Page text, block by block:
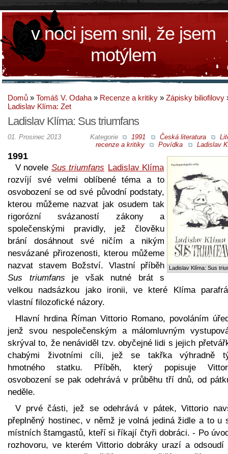
v noci jsem snil, že jsem
motýlem
Domů » Tomáš V. Odaha » Recenze a kritiky » Zápisky biliofilovy
Ladislav Klíma: Zet
Ladislav Klíma: Sus triumfans
Kategorie 1991 Česká literatura
recenze a kritiky
Povídka Ladislav
01. Prosinec 2013
Ladislav Klíma: Sus
1991
V novele Sus triumfans Ladislav Klíma
rozvíjí své velmi oblíbené téma a to
osvobození se od své původní podstaty,
kterou můžeme nazvat jak osudem tak
rigorózní svázaností zákony a
společenskými pravidly, jež člověku
brání dosáhnout své ničím a nikým
nesvázané přirozenosti, kterou můžeme
nazvat stavem Božství. Vlastní příběh
Sus triumfans je však nutné brát s
velkou nadsázkou jako ironii, ve které Klíma
vlastní filozofické názory.
Hlavní hrdina Říman Vittorio Romano, povoláním
jenž svou nespolečenským a málomluvným
skrýval to, že nenáviděl tzv. obyčejné lidi s jejich
chabými životními cíli, jež se takřka výhradně
hmotného statku. Příběh, který popisuje
osvobození se pak odehrává v průběhu tří dnů, od
neděle.
V prvé části, jež se odehrává v pátek, Vittorio
přeplněný hostinec, v němž je volná jediná židle a to u
místních štamgastů, kteří si říkají čtyři dobráci. - Po
rozhovoru, ve kterém Vittorio dobráky urazí a odsoudí